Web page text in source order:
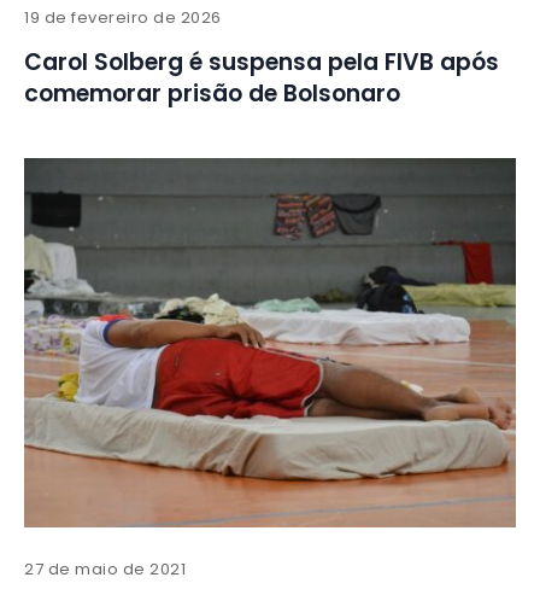
19 de fevereiro de 2026
Carol Solberg é suspensa pela FIVB após
comemorar prisão de Bolsonaro
27 de maio de 2021